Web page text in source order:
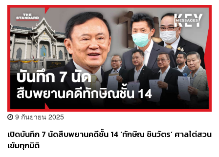
9 กันยายน 2025
เปิดบันทึก 7 นัดสืบพยานคดีชั้น 14 ‘ทักษิณ ชินวัตร’ ศาลไต่สวน
เข้มทุกมิติ